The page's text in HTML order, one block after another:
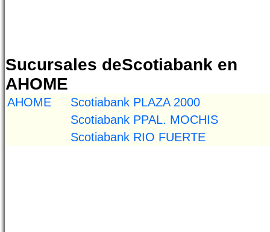
Sucursales deScotiabank en
AHOME
AHOME
Scotiabank PLAZA 2000
Scotiabank PPAL. MOCHIS
Scotiabank RIO FUERTE